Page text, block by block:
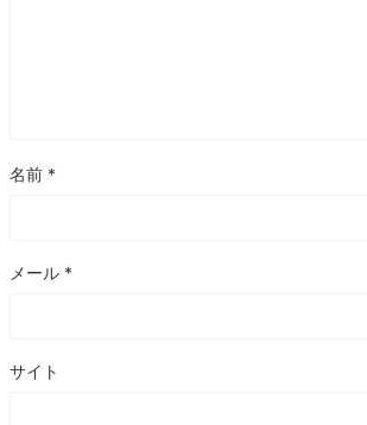
名前 *
メール *
サイト